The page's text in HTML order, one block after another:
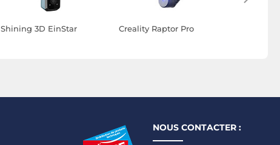
Shining 3D EinStar Creality Raptor Pro
NOUS CONTACTER :